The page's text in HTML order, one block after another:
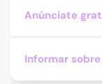
Anúnciate
Informar